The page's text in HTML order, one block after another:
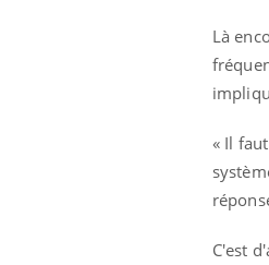
Là
« Il
C'est